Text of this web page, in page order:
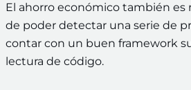
El ahorro económico también es
de poder detectar una serie de
contar con un buen framework
lectura de código.